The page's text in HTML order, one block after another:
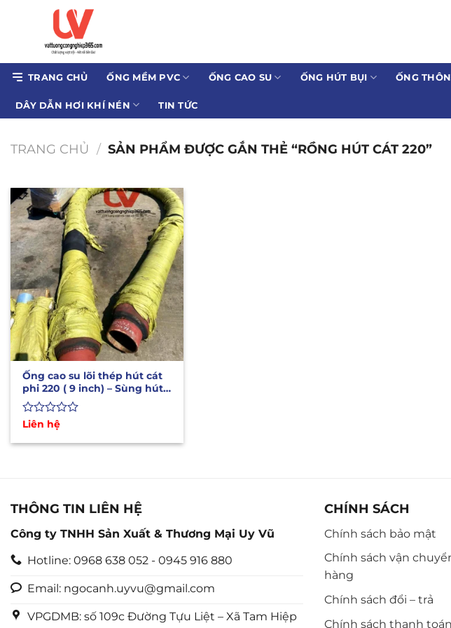
dung
TRANG CHỦ ỐNG MỀM PVC ỐNG CAO SU ỐNG HÚT BỤI ỐNG
DÂY DẪN HƠI KHÍ NÉN TIN TỨC
TRANG CHỦ / SẢN PHẨM ĐƯỢC GẮN THẺ “RỒNG HÚT CÁT 220”
Ống cao su lõi thép hút cát
phi 220 ( 9 inch) – Sùng hút
cát 2 kẽm
Được
hạng
Liên hệ
THÔNG TIN LIÊN HỆ
Công ty TNHH Sản Xuất & Thương Mại Uy Vũ
Hotline: 0968 638 052 - 0945 916 880
Email: ngocanh.uyvu@gmail.com
VPGDMB: số 109c Đường Tựu Liệt – Xã Tam Hiệp
CHÍNH SÁCH
Chính sách bảo mật
Chính sách vận
hàng
Chính sách đổi – trả
Chính sách thanh toán